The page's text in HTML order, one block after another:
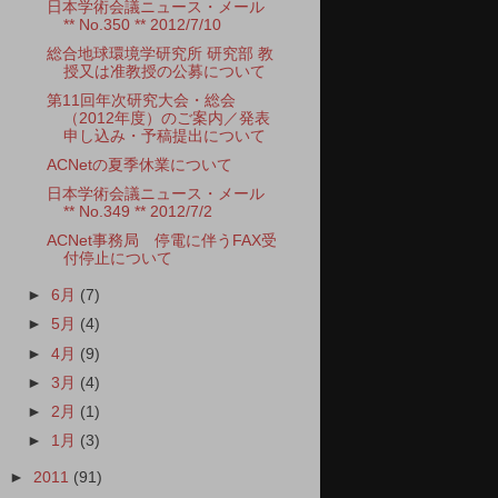
日本学術会議ニュース・メール
** No.350 ** 2012/7/10
総合地球環境学研究所 研究部 教
授又は准教授の公募について
第11回年次研究大会・総会
（2012年度）のご案内／発表
申し込み・予稿提出について
ACNetの夏季休業について
日本学術会議ニュース・メール
** No.349 ** 2012/7/2
ACNet事務局 停電に伴うFAX受
付停止について
►6月 (7)
► 5月 (4)
►4月 (9)
►3月 (4)
► 2月 (1)
► 1月 (3)
► 2011 (91)